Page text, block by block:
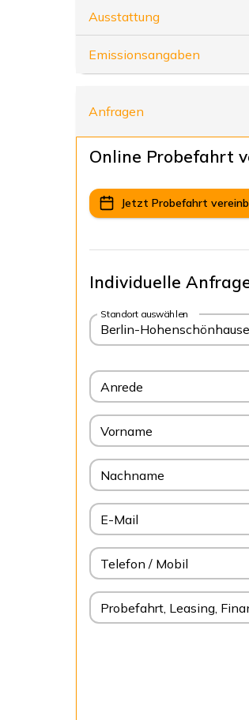
Ausstattung
Emissionsangaben
Anfragen
Online Probefahrt
Jetzt Probefahrt
Individuelle
Standort auswählen
Berlin-
Anrede
Vorname
Nachname
E-Mail
Telefon / Mobil
Probefahrt, Leasing,